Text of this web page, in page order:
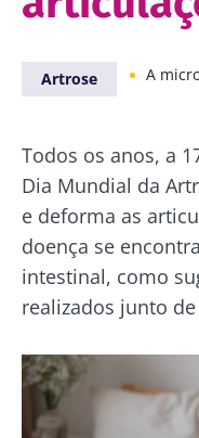
Artrose A
Todos os anos, a
Dia Mundial da
e deforma as
doença se
intestinal, como
realizados junto